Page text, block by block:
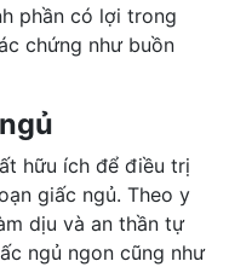
phần có lợi trong
chứng như buồn
hữu ích để điều trị
giấc ngủ. Theo y
dịu và an thần tự
ngủ ngon cũng như